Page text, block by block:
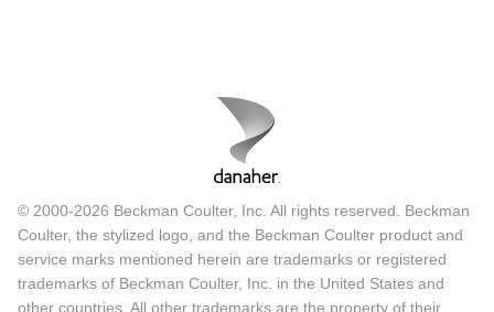
© 2000-2026 Beckman Coulter, Inc. All rights reserved. Beckman
Coulter, the stylized logo, and the Beckman Coulter product and
service marks mentioned herein are trademarks or registered
trademarks of Beckman Coulter, Inc. in the United States and
other countries. All other trademarks are the property of their